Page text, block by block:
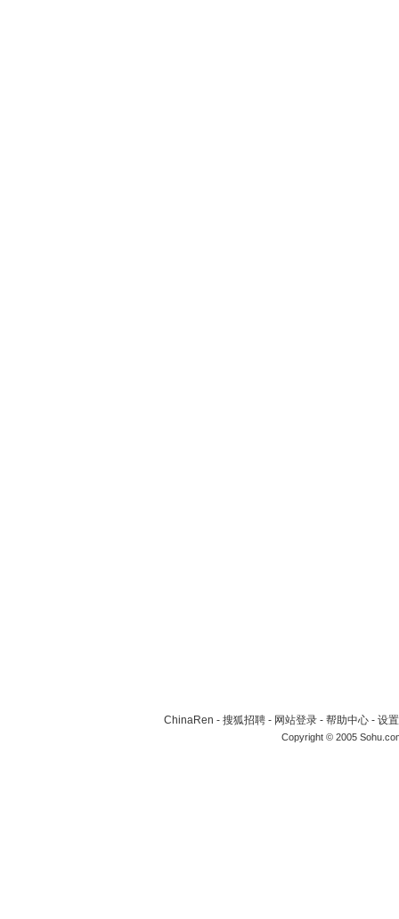
ChinaRen - 搜狐招聘 - 网站登录 - 帮助中心 - 设
Copyright © 2005